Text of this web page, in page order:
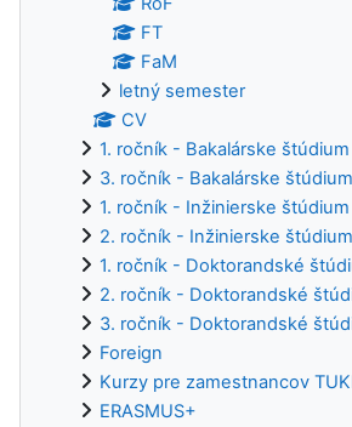
FT
FaM
letný semester
CV
1. ročník - Bakalárske štúdium
3. ročník - Bakalárske štúdium
1. ročník - Inžinierske štúdium
2. ročník - Inžinierske štúdium
1. ročník - Doktorandské
2. ročník - Doktorandské
3. ročník - Doktorandské
Foreign
Kurzy pre zamestnancov
ERASMUS+